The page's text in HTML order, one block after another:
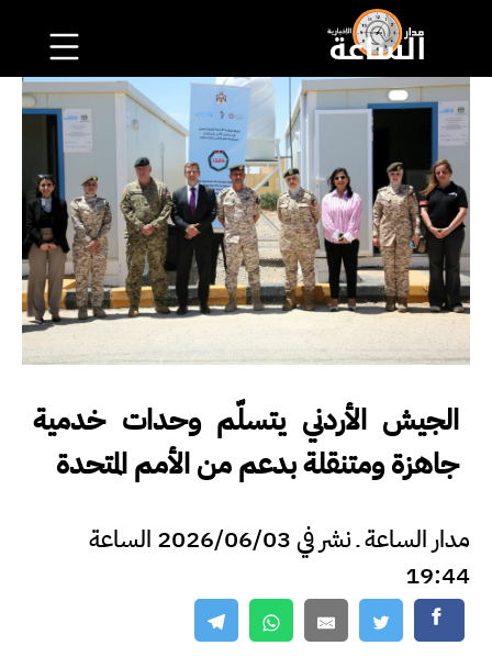
الجيش الأردني يتسلّم وحدات خدمية
جاهزة ومتنقلة بدعم من الأمم المتحدة
مدار الساعة ـ نشر في 2026/06/03 الساعة
19:44